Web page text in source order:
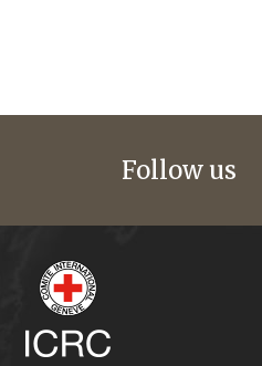
Follow us